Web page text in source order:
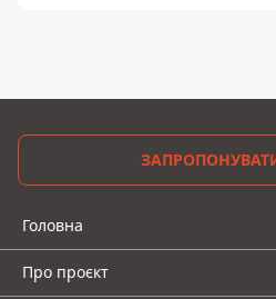
Головна
Про проєкт